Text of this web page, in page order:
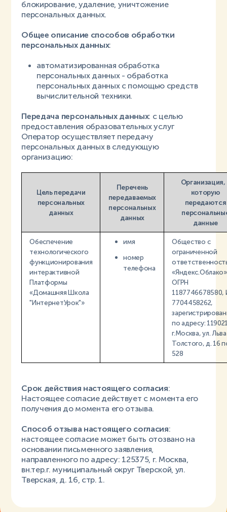
блокирование, удаление, уничтожение
персональных данных.
Общее описание способов обработки
персональных данных:
автоматизированная обработка
персональных данных - обработка
персональных данных с помощью средств
вычислительной техники.
Передача персональных данных: с целью
предоставления образовательных услуг
Оператор осуществляет передачу
персональных данных в следующую
организацию:
Цель передачи
персональных
данных
Перечень
передаваемых
персональных
данных
Организация,
которую
передаются
данные
Обеспечение
технологического
функционирования
интерактивной
Платформы
«Домашняя Школа
"ИнтернетУрок"»
имя
номер
телефона
Общество с
ограниченной
ОГРН
1187746678580,
7704458262,
по адресу:
г.Москва, ул. Льва
Толстого, д. 16
528
Срок действия настоящего согласия:
Настоящее согласие действует с момента его
получения до момента его отзыва.
Способ отзыва настоящего согласия:
настоящее согласие может быть отозвано на
основании письменного заявления,
направленного по адресу: 125375, г. Москва,
вн.тер.г. муниципальный округ Тверской, ул.
Тверская, д. 16, стр. 1.